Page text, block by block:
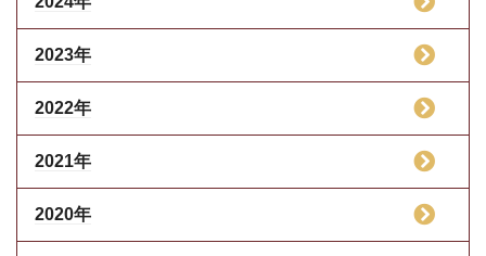
2023年
2022年
2021年
2020年